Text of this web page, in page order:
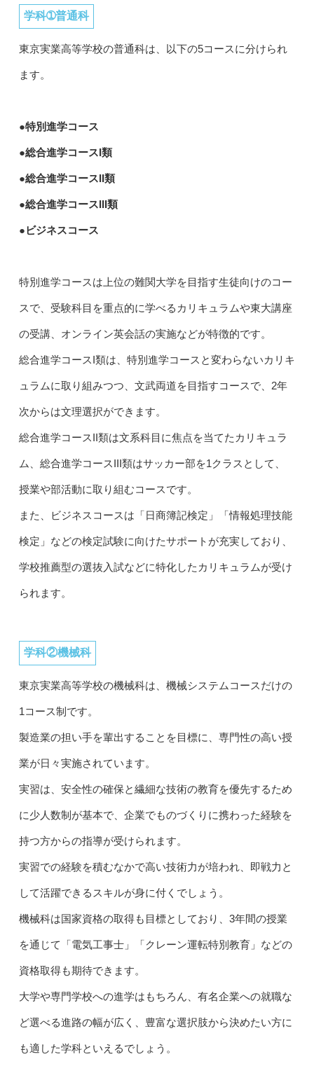
学科➀普通科
東京実業高等学校の普通科は、以下の5コースに分けられ
ます。
●特別進学コース
●総合進学コースI類
●総合進学コースII類
●総合進学コースIII類
●ビジネスコース
特別進学コースは上位の難関大学を目指す生徒向けのコー
スで、受験科目を重点的に学べるカリキュラムや東大講座
の受講、オンライン英会話の実施などが特徴的です。
総合進学コースI類は、特別進学コースと変わらないカリキ
ュラムに取り組みつつ、文武両道を目指すコースで、2年
次からは文理選択ができます。
総合進学コースII類は文系科目に焦点を当てたカリキュラ
ム、総合進学コースIII類はサッカー部を1クラスとして、
授業や部活動に取り組むコースです。
また、ビジネスコースは「日商簿記検定」「情報処理技能
検定」などの検定試験に向けたサポートが充実しており、
学校推薦型の選抜入試などに特化したカリキュラムが受け
られます。
学科②機械科
東京実業高等学校の機械科は、機械システムコースだけの
1コース制です。
製造業の担い手を輩出することを目標に、専門性の高い授
業が日々実施されています。
実習は、安全性の確保と繊細な技術の教育を優先するため
に少人数制が基本で、企業でものづくりに携わった経験を
持つ方からの指導が受けられます。
実習での経験を積むなかで高い技術力が培われ、即戦力と
して活躍できるスキルが身に付くでしょう。
機械科は国家資格の取得も目標としており、3年間の授業
を通じて「電気工事士」「クレーン運転特別教育」などの
資格取得も期待できます。
大学や専門学校への進学はもちろん、有名企業への就職な
ど選べる進路の幅が広く、豊富な選択肢から決めたい方に
も適した学科といえるでしょう。